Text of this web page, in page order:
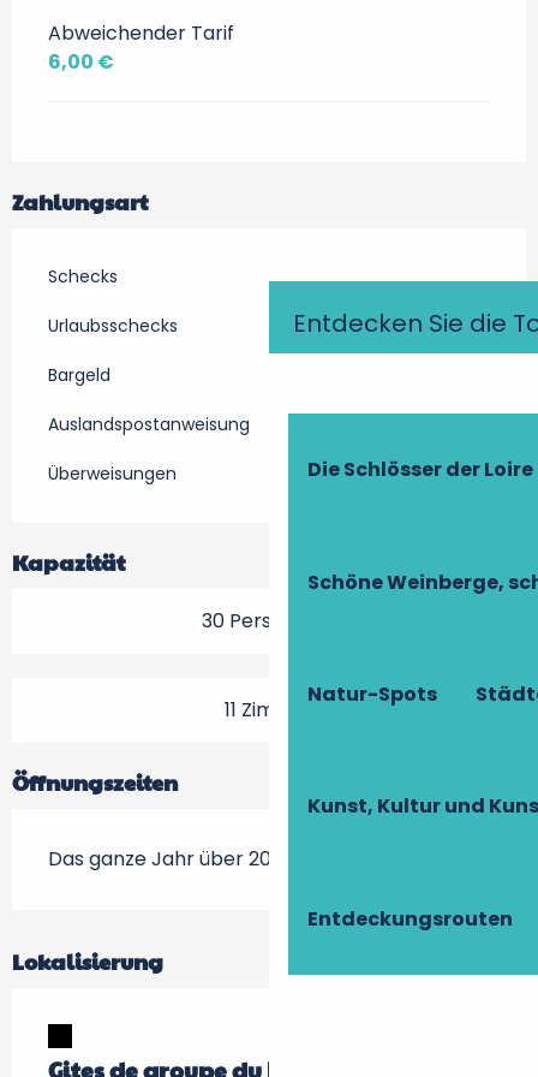
Entdecken Sie die
Die Schlösser der Loire
Schöne Weinberge,
Natur-Spots
Kunst, Kultur und
Entdeckungsrouten
Abweichender Tarif
6,00 €
Zahlungsart
Schecks
Urlaubsschecks
Bargeld
Auslandspostanweisung
Überweisungen
Kapazität
30 Person(en)
11 Zimmer
Öffnungszeiten
Das ganze Jahr über 2026
Lokalisierung
Gites de groupe du Moulin de Sainte